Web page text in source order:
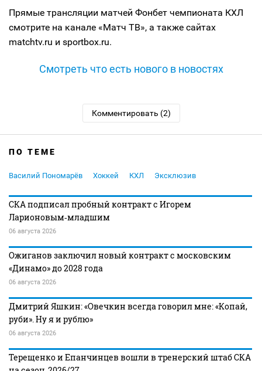
Прямые трансляции матчей Фонбет чемпионата КХЛ
смотрите на канале «Матч ТВ», а также сайтах
matchtv.ru и sportbox.ru.
Смотреть что есть нового в новостях
Комментировать (2)
ПО ТЕМЕ
Василий Пономарёв Хоккей КХЛ Эксклюзив
СКА подписал пробный контракт с Игорем
Ларионовым‑младшим
06 августа 2026
Ожиганов заключил новый контракт с московским
«Динамо» до 2028 года
06 августа 2026
Дмитрий Яшкин: «Овечкин всегда говорил мне: «Копай,
руби». Ну я и рублю»
06 августа 2026
Терещенко и Епанчинцев вошли в тренерский штаб СКА